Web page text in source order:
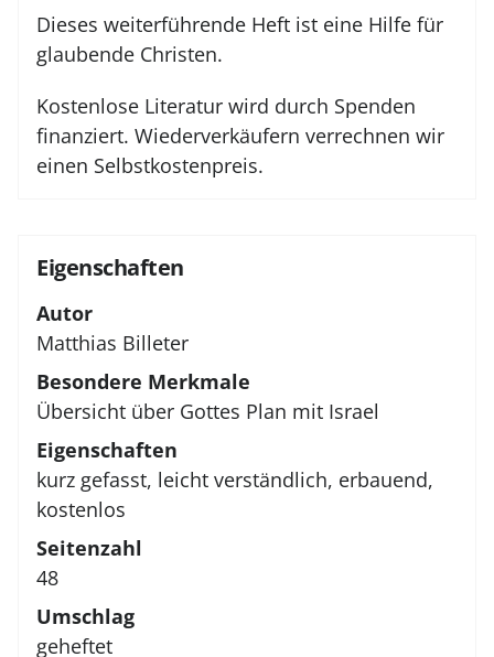
Dieses weiterführende Heft ist eine Hilfe für
glaubende Christen.
Kostenlose Literatur wird durch Spenden
finanziert. Wiederverkäufern verrechnen wir
einen Selbstkostenpreis.
Eigenschaften
Autor
Matthias Billeter
Besondere Merkmale
Übersicht über Gottes Plan mit Israel
Eigenschaften
kurz gefasst, leicht verständlich, erbauend,
kostenlos
Seitenzahl
48
Umschlag
geheftet